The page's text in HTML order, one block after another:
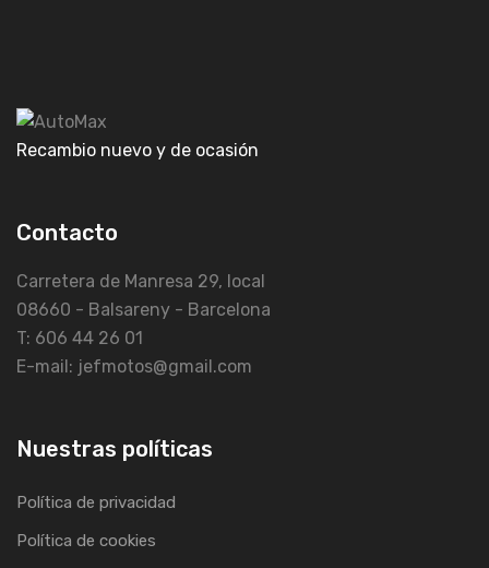
Recambio nuevo y de ocasión
Contacto
Carretera de Manresa 29, local
08660 - Balsareny - Barcelona
T: 606 44 26 01
E-mail: jefmotos@gmail.com
Nuestras políticas
Política de privacidad
Política de cookies